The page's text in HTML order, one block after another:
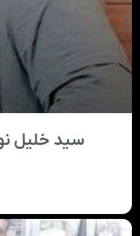
سید خلیل